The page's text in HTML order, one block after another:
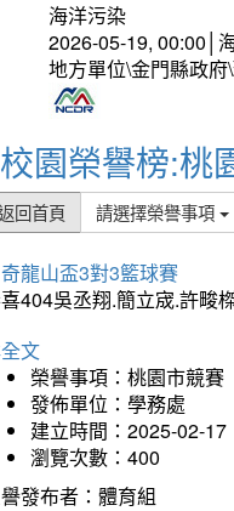
海洋污染
2026-05-19, 00:00│
地方單位\金門縣政
校園榮譽榜:桃
回首頁 請選擇榮譽事項
龍山盃3對3籃球賽
404吳丞翔.簡立宬.許畯
文
榮譽事項：桃園市競賽
發佈單位：學務處
建立時間：2025-02-17
瀏覽次數：400
發布者：體育組